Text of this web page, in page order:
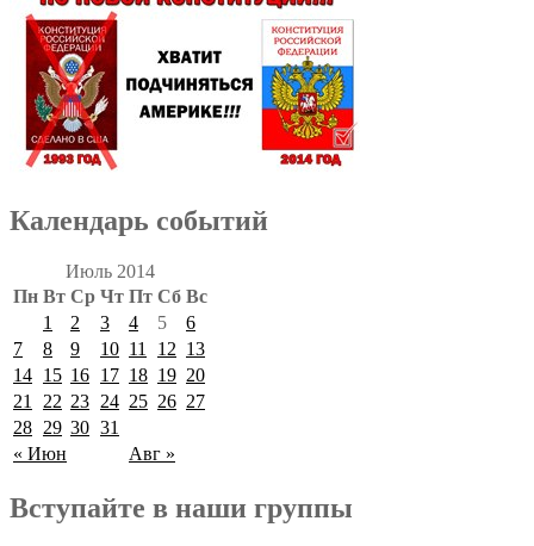
Календарь событий
Июль 2014
Пн Вт Ср Чт Пт Сб Вс
« Июн Авг »
1 2 3 4 5
6
7
8 9 10 11 12 13
14 15 16 17 18 19 20
21
22 23 24 25 26 27
28 29 30 31
Вступайте в наши группы